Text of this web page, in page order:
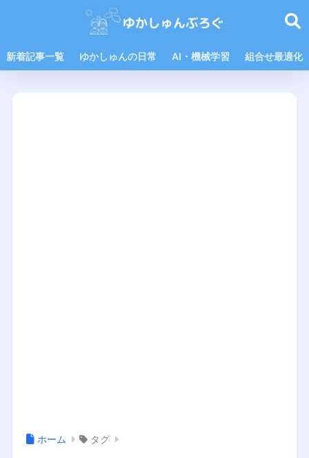
新着記事一覧 ゆかしゅんの日常 AI・機械学習 組合せ最適化
ホーム タグ